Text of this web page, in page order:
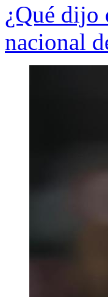
¿Qué dijo
nacional